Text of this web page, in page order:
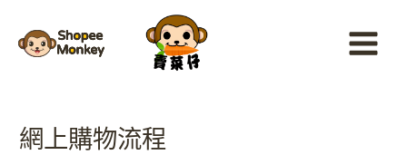
content
Menu
網上購物流程